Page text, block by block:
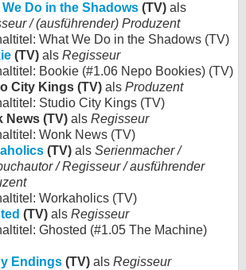
We Do in the Shadows (TV) als
/ (ausführender) Produzent
What We Do in the Shadows (TV)
(TV) als Regisseur
Bookie (#1.06 Nepo Bookies) (TV)
City Kings (TV) als Produzent
Studio City Kings (TV)
News (TV) als Regisseur
Wonk News (TV)
(TV) als Serienmacher /
/ Regisseur / ausführender
Workaholics (TV)
(TV) als Regisseur
Ghosted (#1.05 The Machine)
Endings (TV) als Regisseur